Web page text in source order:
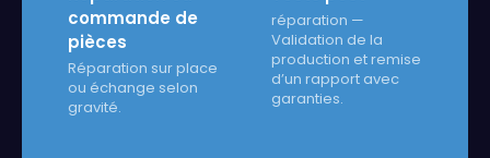
commande de
pièces
Réparation sur place
ou échange selon
gravité.
réparation —
Validation de la
production et remise
d’un rapport avec
garanties.